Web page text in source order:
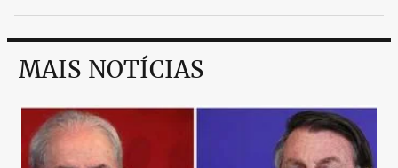
MAIS NOTÍCIAS